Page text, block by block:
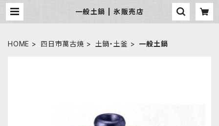
一般土鍋 | 氷販売店
HOME 四日市萬古焼 土鍋・土釜 一般土鍋